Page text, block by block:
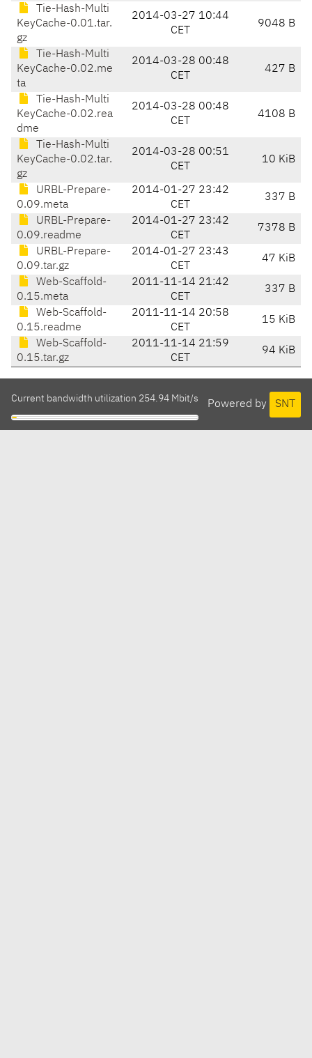
Tie-Hash-Multi
KeyCache-0.01.tar.
gz
2014-03-27 10:44
CET
9048 B
Tie-Hash-Multi
KeyCache-0.02.me
ta
2014-03-28 00:48
CET
427 B
Tie-Hash-Multi
KeyCache-0.02.rea
dme
2014-03-28 00:48
CET
4108 B
Tie-Hash-Multi
KeyCache-0.02.tar.
gz
2014-03-28 00:51
CET
10 KiB
URBL-Prepare-
0.09.meta
2014-01-27 23:42
CET
337 B
URBL-Prepare-
0.09.readme
2014-01-27 23:42
CET
7378 B
URBL-Prepare-
0.09.tar.gz
2014-01-27 23:43
CET
47 KiB
Web-Scaffold-
0.15.meta
2011-11-14 21:42
CET
337 B
Web-Scaffold-
0.15.readme
2011-11-14 20:58
CET
15 KiB
Web-Scaffold-
0.15.tar.gz
2011-11-14 21:59
CET
94 KiB
Powered by SNT
Current bandwidth utilization 254.94 Mbit/s